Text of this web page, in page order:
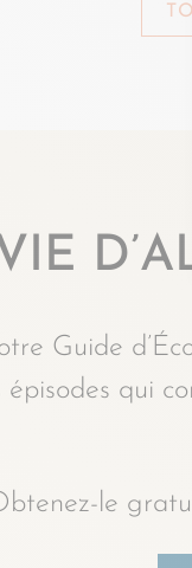
Guide
épisodes qui
le